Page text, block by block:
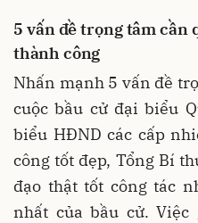
5 vấn đề trọng tâm cần
thành công
Nhấn mạnh 5 vấn đề
cuộc bầu cử đại biểu
biểu HĐND các cấp
công tốt đẹp, Tổng Bí
đạo thật tốt công tác
nhất của bầu cử.